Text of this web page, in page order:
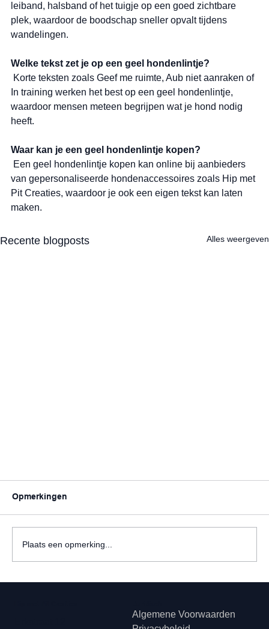
leiband, halsband of het tuigje op een goed zichtbare
plek, waardoor de boodschap sneller opvalt tijdens
wandelingen.
Welke tekst zet je op een geel hondenlintje?
In training werken het best op een geel hondenlintje,
waardoor mensen meteen begrijpen wat je hond nodig
heeft.
Waar kan je een geel hondenlintje kopen?
van gepersonaliseerde hondenaccessoires zoals Hip met
Pit Creaties, waardoor je ook een eigen tekst kan laten
maken.
Recente blogposts Alles weergeven
Opmerkingen
Plaats een opmerking...
Algemene Voorwaarden